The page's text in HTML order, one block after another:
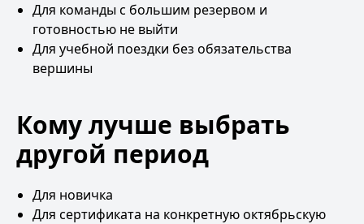
Для команды с большим резервом и
готовностью не выйти
Для учебной поездки без обязательства
вершины
Кому лучше выбрать
другой период
Для новичка
Для сертификата на конкретную октябрьскую